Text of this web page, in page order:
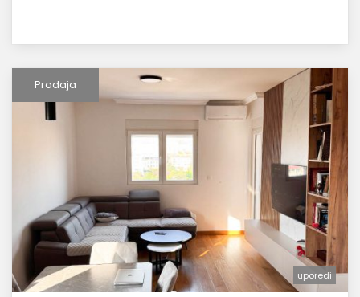
Prodaja
uporedi